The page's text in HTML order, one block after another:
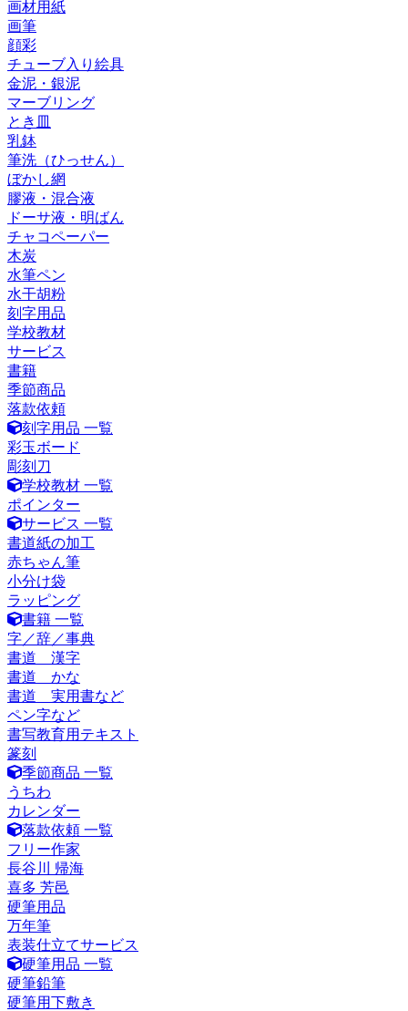
画材用紙
画筆
顔彩
チューブ入り絵具
金泥・銀泥
マーブリング
とき皿
乳鉢
筆洗（ひっせん）
ぼかし網
膠液・混合液
ドーサ液・明ばん
チャコペーパー
木炭
水筆ペン
水干胡粉
刻字用品
学校教材
サービス
書籍
季節商品
落款依頼
刻字用品 一覧
彩玉ボード
彫刻刀
学校教材 一覧
ポインター
サービス 一覧
書道紙の加工
赤ちゃん筆
小分け袋
ラッピング
書籍 一覧
字／辞／事典
書道 漢字
書道 かな
書道 実用書など
ペン字など
書写教育用テキスト
篆刻
季節商品 一覧
うちわ
カレンダー
落款依頼 一覧
フリー作家
長谷川 帰海
喜多 芳邑
硬筆用品
万年筆
表装仕立てサービス
硬筆用品 一覧
硬筆鉛筆
硬筆用下敷き